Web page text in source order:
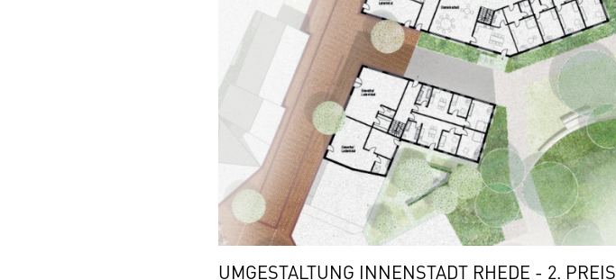
UMGESTALTUNG INNENSTADT RHEDE - 2. PREIS